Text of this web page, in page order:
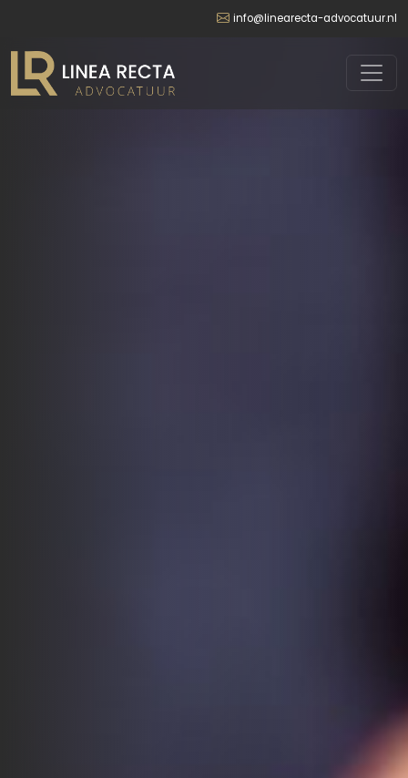
info@linearecta-advocatuur.nl